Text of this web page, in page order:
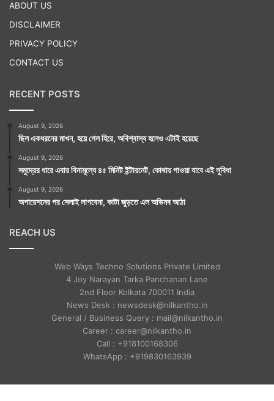
ABOUT US
DISCLAIMER
PRIVACY POLICY
CONTACT US
RECENT POSTS
August 9, 2026
ছিল একধরনের মাখন, হয়ে গেল হিরে, অবিশ্বাস্য হলেও এটাই হয়েছে
August 9, 2026
সমুদ্রের ধারে এবার বিনামূল্যে ৪৫ মিনিট ইন্টারনেট, কোথায় পাওয়া যাবে এই সুবিধা
August 9, 2026
অপারেশনের পর সেলাই লাগবেনা, কাটা জুড়তে এল অভিনব আঠা
REACH US
Web Ways Techno Solutions Private Limited
4 Joy Narayan Tarka Panchanan Lane
2nd Floor Kolkata 700011 India
News Desk : newsdesk@nilkantho.in
General / Business Query : mail@nilkantho.in
Career : career@nilkantho.in
Call : +918100168306
WhatsApp : +919830163939